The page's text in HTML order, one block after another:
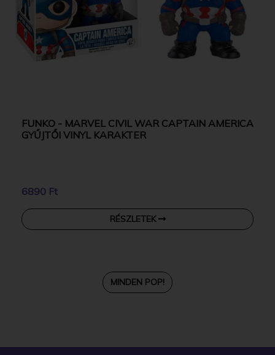
FUNKO - MARVEL CIVIL WAR CAPTAIN AMERICA
GYŰJTŐI VINYL KARAKTER
6890 Ft
RÉSZLETEK
MINDEN POP!